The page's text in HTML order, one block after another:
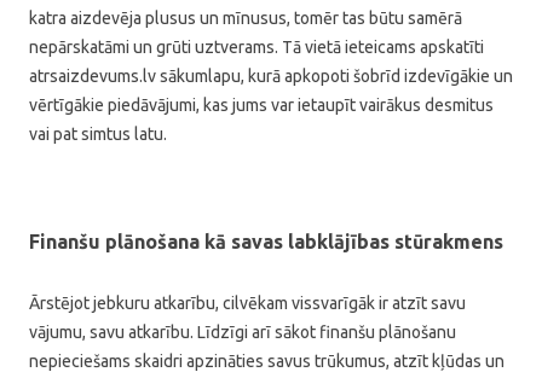
katra aizdevēja plusus un mīnusus, tomēr tas būtu samērā
nepārskatāmi un grūti uztverams. Tā vietā ieteicams apskatīti
atrsaizdevums.lv sākumlapu, kurā apkopoti šobrīd izdevīgākie un
vērtīgākie piedāvājumi, kas jums var ietaupīt vairākus desmitus
vai pat simtus latu.
Finanšu plānošana kā savas labklājības stūrakmens
Ārstējot jebkuru atkarību, cilvēkam vissvarīgāk ir atzīt savu
vājumu, savu atkarību. Līdzīgi arī sākot finanšu plānošanu
nepieciešams skaidri apzināties savus trūkumus, atzīt kļūdas un